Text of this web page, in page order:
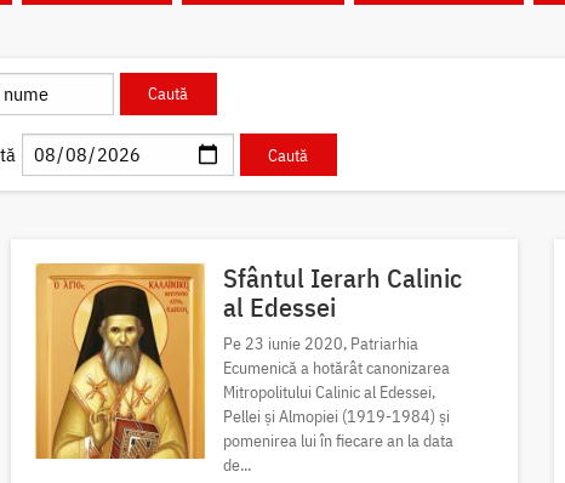
Sfântul Ierarh Calinic
al Edessei
Pe 23 iunie 2020, Patriarhia
Ecumenică a hotărât canonizarea
Mitropolitului Calinic al Edessei,
Pellei și Almopiei (1919-1984) și
pomenirea lui în fiecare an la data
de...